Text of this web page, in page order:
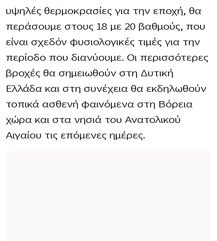
υψηλές θερμοκρασίες για την εποχή, θα
περάσουμε στους 18 με 20 βαθμούς, που
είναι σχεδόν φυσιολογικές τιμές για την
περίοδο που διανύουμε. Οι περισσότερες
βροχές θα σημειωθούν στη Δυτική
Ελλάδα και στη συνέχεια θα εκδηλωθούν
τοπικά ασθενή φαινόμενα στη Βόρεια
χώρα και στα νησιά του Ανατολικού
Αιγαίου τις επόμενες ημέρες.